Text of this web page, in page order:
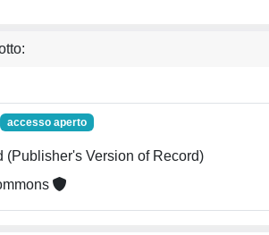
accesso aperto
(Publisher's Version of Record)